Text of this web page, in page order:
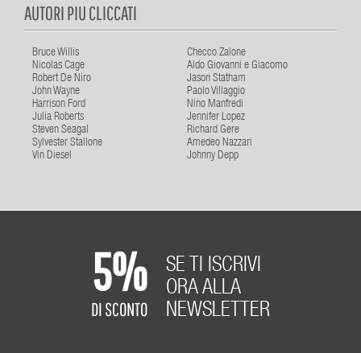
AUTORI PIU CLICCATI
Bruce Willis
Checco Zalone
Nicolas Cage
Aldo Giovanni e Giacomo
Robert De Niro
Jason Statham
John Wayne
Paolo Villaggio
Harrison Ford
Nino Manfredi
Julia Roberts
Jennifer Lopez
Steven Seagal
Richard Gere
Sylvester Stallone
Amedeo Nazzari
Vin Diesel
Johnny Depp
5%
DI SCONTO
SE TI ISCRIVI
ORA ALLA
NEWSLETTER